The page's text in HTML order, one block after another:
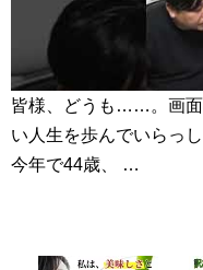
皆様、どうも……。画面
い人生を歩んでいらっ
今年で44歳、 …